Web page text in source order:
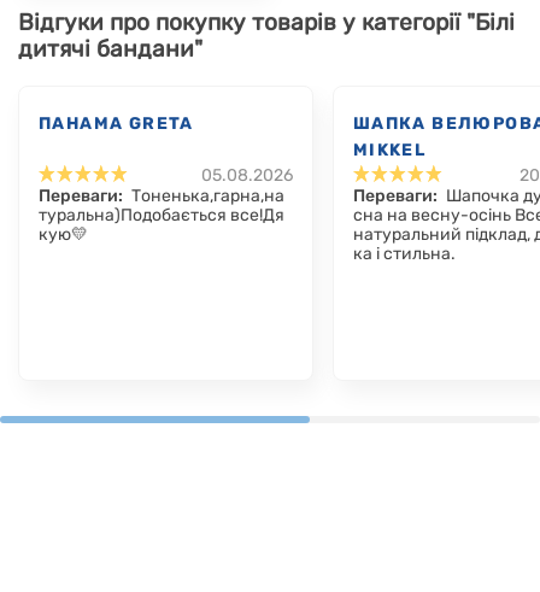
Відгуки про покупку товарів у категорії "Білі
дитячі бандани"
ПАНАМА GRETA
05.08.2026
Переваги: Тоненька,гарна,на
туральна)Подобається все!Дя
кую💛
ШАПКА
MIKKEL
Переваги: Шапочка
сна на весну-осінь
натуральний підклад,
ка і стильна.